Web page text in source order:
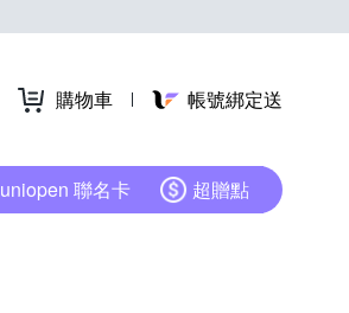
購物車 帳號綁定送
uniopen 聯名卡 超贈點